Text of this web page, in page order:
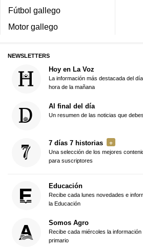
Fútbol gallego
Motor gallego
NEWSLETTERS
Hoy en La Voz
La información más destacada del
hora de la mañana
Al final del día
Un resumen de las noticias que
7 días 7 historias
Una selección de los mejores
para suscriptores
Educación
Recibe cada lunes novedades e
la Educación
Somos Agro
Recibe cada miércoles la
primario